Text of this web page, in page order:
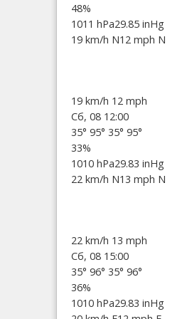
48%
1011 hPa29.85 inHg
19 km/h N12 mph N
19 km/h 12 mph
Сб, 08 12:00
35° 95° 35° 95°
33%
1010 hPa29.83 inHg
22 km/h N13 mph N
22 km/h 13 mph
Сб, 08 15:00
35° 96° 35° 96°
36%
1010 hPa29.83 inHg